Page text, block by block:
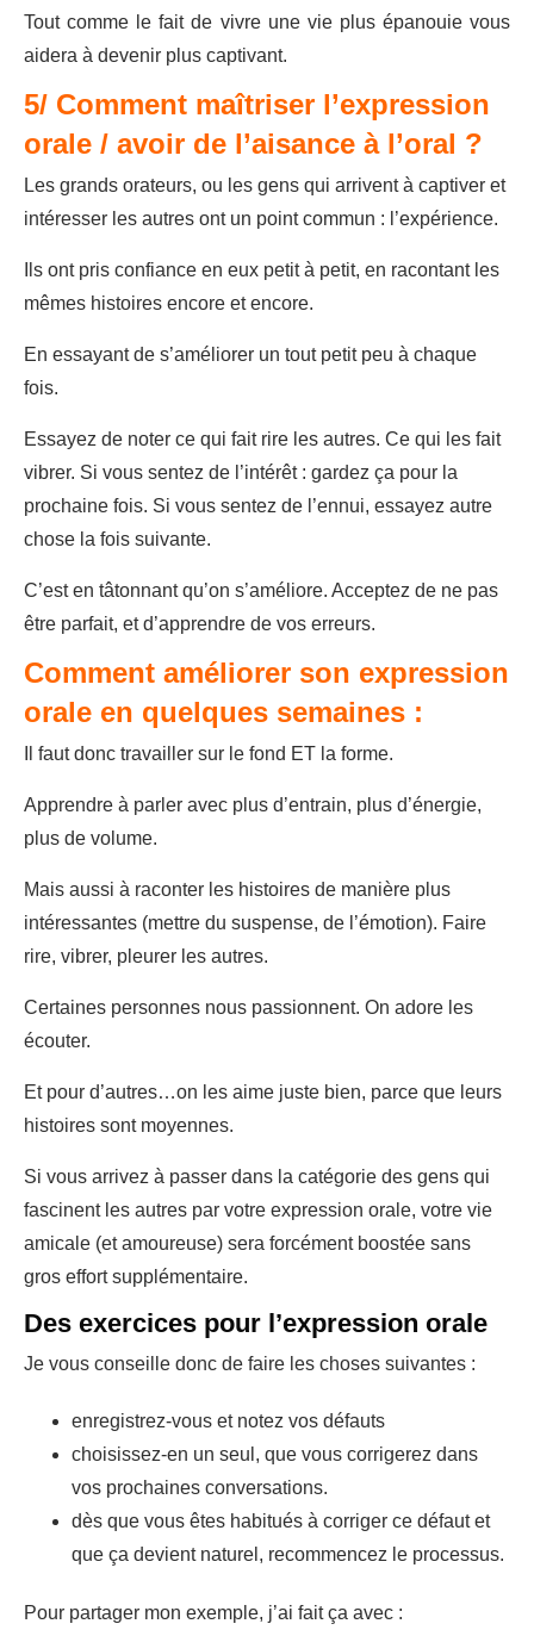
Tout comme le fait de vivre une vie plus épanouie vous
aidera à devenir plus captivant.
5/ Comment maîtriser l’expression
orale / avoir de l’aisance à l’oral ?
Les grands orateurs, ou les gens qui arrivent à captiver et
intéresser les autres ont un point commun : l’expérience.
Ils ont pris confiance en eux petit à petit, en racontant les
mêmes histoires encore et encore.
En essayant de s’améliorer un tout petit peu à chaque
fois.
Essayez de noter ce qui fait rire les autres. Ce qui les fait
vibrer. Si vous sentez de l’intérêt : gardez ça pour la
prochaine fois. Si vous sentez de l’ennui, essayez autre
chose la fois suivante.
C’est en tâtonnant qu’on s’améliore. Acceptez de ne pas
être parfait, et d’apprendre de vos erreurs.
Comment améliorer son expression
orale en quelques semaines :
Il faut donc travailler sur le fond ET la forme.
Apprendre à parler avec plus d’entrain, plus d’énergie,
plus de volume.
Mais aussi à raconter les histoires de manière plus
intéressantes (mettre du suspense, de l’émotion). Faire
rire, vibrer, pleurer les autres.
Certaines personnes nous passionnent. On adore les
écouter.
Et pour d’autres…on les aime juste bien, parce que leurs
histoires sont moyennes.
Si vous arrivez à passer dans la catégorie des gens qui
fascinent les autres par votre expression orale, votre vie
amicale (et amoureuse) sera forcément boostée sans
gros effort supplémentaire.
Des exercices pour l’expression orale
Je vous conseille donc de faire les choses suivantes :
enregistrez-vous et notez vos défauts
choisissez-en un seul, que vous corrigerez dans
vos prochaines conversations.
dès que vous êtes habitués à corriger ce défaut et
que ça devient naturel, recommencez le processus.
Pour partager mon exemple, j’ai fait ça avec :